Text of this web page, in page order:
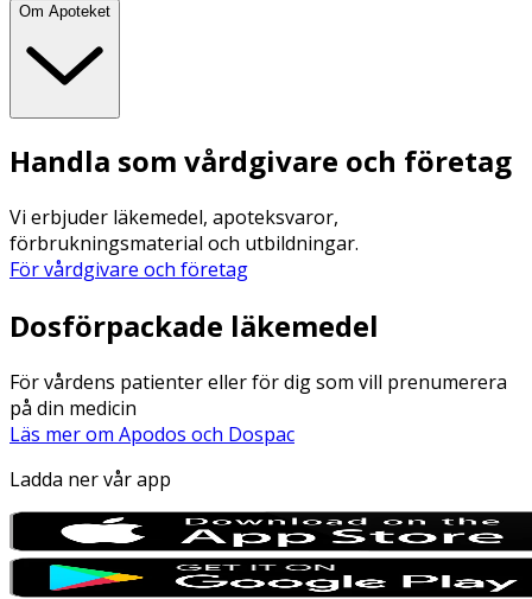
Om Apoteket
Handla som vårdgivare och företag
Vi erbjuder läkemedel, apoteksvaror,
förbrukningsmaterial och utbildningar.
För vårdgivare och företag
Dosförpackade läkemedel
För vårdens patienter eller för dig som vill prenumerera
på din medicin
Läs mer om Apodos och Dospac
Ladda ner vår app